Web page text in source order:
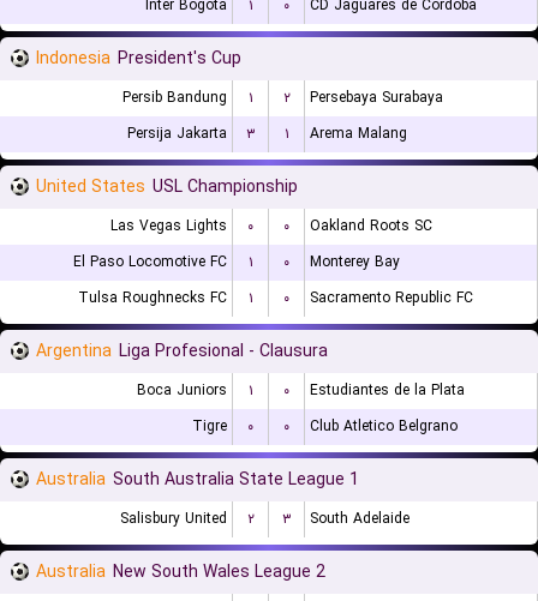
Inter Bogota
۱ ۰ CD Jaguares de Cordoba
Indonesia President's Cup
Persib Bandung ۱ ۲
Persebaya Surabaya
Persija Jakarta
۳ ۱ Arema Malang
United States USL Championship
Las Vegas Lights ۰ ۰
Oakland Roots SC
El Paso Locomotive FC
۱ ۰
Monterey Bay
Tulsa Roughnecks FC
۱ ۰ Sacramento Republic FC
Argentina Liga Profesional - Clausura
Boca Juniors ۱ ۰
Estudiantes de la Plata
Tigre
۰ ۰ Club Atletico Belgrano
Australia South Australia State League 1
Salisbury United ۲ ۳ South Adelaide
Australia New South Wales League 2